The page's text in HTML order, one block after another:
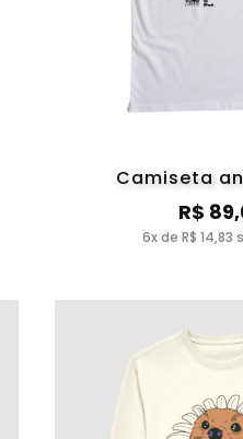
Camiseta
R$
6x de R$ 14,83